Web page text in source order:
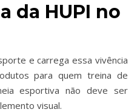
da HUPI no
e carrega essa vivência
para quem treina de
esportiva não deve ser
visual.